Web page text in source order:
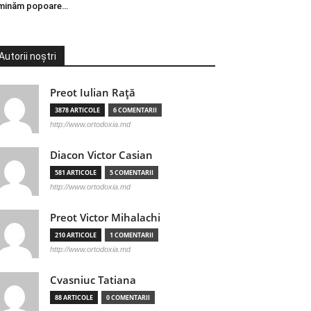
popoare…
noștri
Preot Iulian Raţă
3878 ARTICOLE 6 COMENTARII
http://www.ortodoxia.md
Diacon Victor Casian
581 ARTICOLE 5 COMENTARII
http://www.ortodoxia.md
Preot Victor Mihalachi
210 ARTICOLE 1 COMENTARII
http://www.ortodoxia.md
Cvasniuc Tatiana
88 ARTICOLE 0 COMENTARII